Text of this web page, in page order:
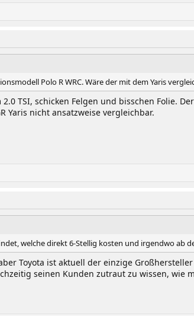
Polo R WRC. Wäre der mit dem Yaris
TSI, schicken Felgen und bisschen Folie.
Yaris nicht ansatzweise vergleichbar.
welche direkt 6-Stellig kosten und irgendwo ab
Toyota ist aktuell der einzige
seinen Kunden zutraut zu wissen, wie